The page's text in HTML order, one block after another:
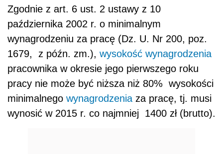
Zgodnie z art. 6 ust. 2 ustawy z 10
października 2002 r. o minimalnym
wynagrodzeniu za pracę (Dz. U. Nr 200, poz.
1679, z późn. zm.), wysokość wynagrodzenia
pracownika w okresie jego pierwszego roku
pracy nie może być niższa niż 80% wysokości
minimalnego wynagrodzenia za pracę, tj. musi
wynosić w 2015 r. co najmniej 1400 zł (brutto).